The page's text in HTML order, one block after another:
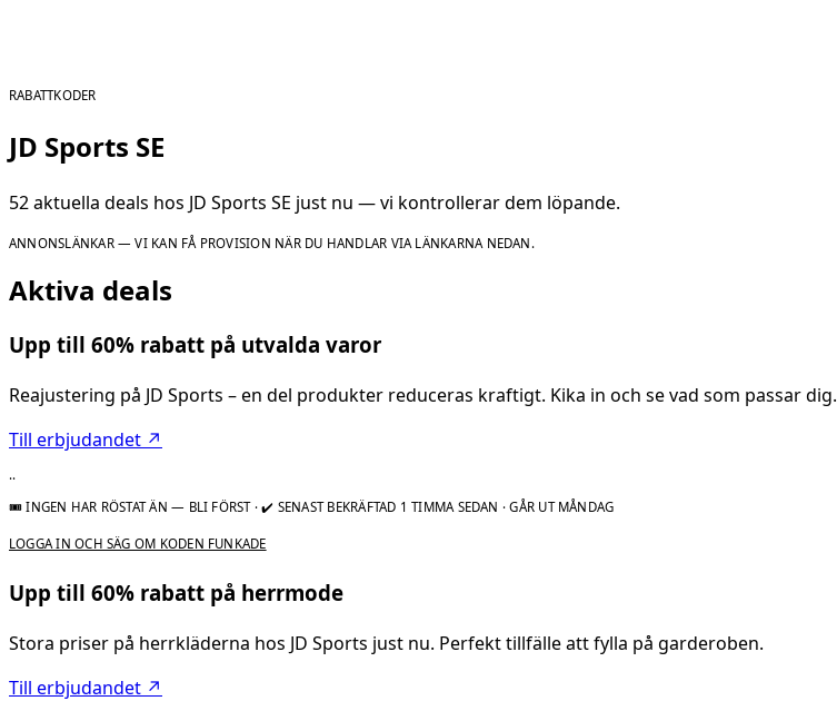
RABATTKODER
JD Sports SE
52 aktuella deals hos JD Sports SE just nu — vi kontrollerar dem löpande.
ANNONSLÄNKAR — VI KAN FÅ PROVISION NÄR DU HANDLAR VIA LÄNKARNA NEDAN.
Aktiva deals
Upp till 60% rabatt på utvalda varor
Reajustering på JD Sports – en del produkter reduceras kraftigt. Kika in och se vad som passar dig.
Till erbjudandet ↗
..
🎟 INGEN HAR RÖSTAT ÄN — BLI FÖRST · ✔ SENAST BEKRÄFTAD 1 TIMMA SEDAN · GÅR UT MÅNDAG
LOGGA IN OCH SÄG OM KODEN FUNKADE
Upp till 60% rabatt på herrmode
Stora priser på herrkläderna hos JD Sports just nu. Perfekt tillfälle att fylla på garderoben.
Till erbjudandet ↗